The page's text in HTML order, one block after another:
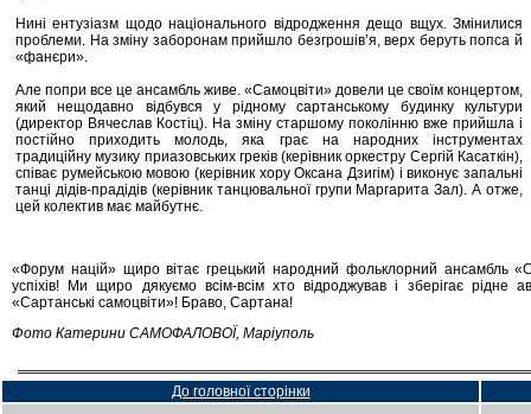
Нині ентузіазм щодо національного відродження дещо вщух. Змінилися
проблеми. На зміну заборонам прийшло безгрошів’я, верх беруть попса й
«фанєри».
Але попри все це ансамбль живе. «Самоцвіти» довели це своїм концертом,
який нещодавно відбувся у рідному сартанському будинку культури
(директор Вячеслав Костіц). На зміну старшому поколінню вже прийшла і
постійно приходить молодь, яка грає на народних інструментах
традиційну музику приазовських греків (керівник оркестру Сергій Касаткін),
співає румейською мовою (керівник хору Оксана Дзигім) і виконує запальні
танці дідів-прадідів (керівник танцювальної групи Маргарита Зал). А отже,
цей колектив має майбутнє.
«Форум націй» щиро вітає грецький народний фольклорний ансамбль
успіхів! Ми щиро дякуємо всім-всім хто відроджував і зберігає
«Сартанські самоцвіти»! Браво, Сартана!
Фото Катерини САМОФАЛОВОЇ, Маріуполь
До головної сторінки